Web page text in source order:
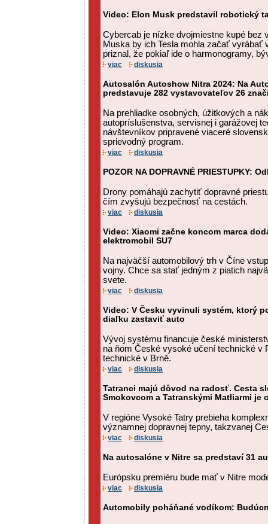
Video: Elon Musk predstavil robotický
Cybercab je nízke dvojmiestne kupé bez
Muska by ich Tesla mohla začať vyrábať
priznal, že pokiaľ ide o harmonogramy,
viac diskusia
Autosalón Autoshow Nitra 2024: Na
predstavuje 282 vystavovateľov 26
Na prehliadke osobných, úžitkových a
autopríslušenstva, servisnej i garážovej
návštevníkov pripravené viaceré
sprievodný program.
viac diskusia
POZOR NA DOPRAVNÉ PRIESTUPKY:
Drony pomáhajú zachytiť dopravné
čím zvyšujú bezpečnosť na cestách.
viac diskusia
Video: Xiaomi začne koncom marca
elektromobil SU7
Na najväčší automobilový trh v Číne
vojny. Chce sa stať jedným z piatich
svete.
viac diskusia
Video: V Česku vyvinuli systém, ktorý
diaľku zastaviť auto
Vývoj systému financuje české
na ňom České vysoké učení technické v
technické v Brně.
viac diskusia
Tatranci majú dôvod na radosť. Cesta
Smokovcom a Tatranskými Matliarmi je
V regióne Vysoké Tatry prebieha
významnej dopravnej tepny, takzvanej
viac diskusia
Na autosalóne v Nitre sa predstaví 31
Európsku premiéru bude mať v Nitre
viac diskusia
Automobily poháňané vodíkom: